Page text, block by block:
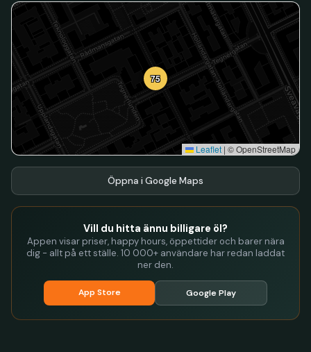
75
Leaflet | © OpenStreetMap
Öppna i Google Maps
Vill du hitta ännu billigare öl?
Appen visar priser, happy hours, öppettider och barer nära
dig - allt på ett ställe. 10 000+ användare har redan laddat
ner den.
App Store Google Play